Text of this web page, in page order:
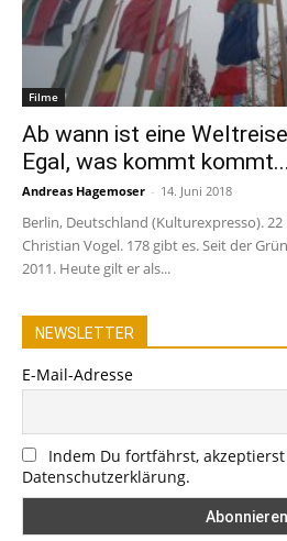
Filme
Ab wann ist eine
Egal, was kommt kommt...
Andreas Hagemoser - 14. Juni 2018
Berlin, Deutschland (Kulturexpresso).
Christian Vogel. 178 gibt es. Seit der
2011. Heute gilt er als...
NEWSLETTER
E-Mail-Adresse
Indem Du fortfährst,
Datenschutzerklärung.